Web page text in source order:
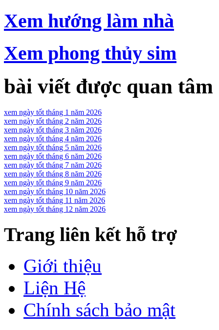
Xem hướng làm nhà
Xem phong thủy sim
bài viết được quan tâm
xem ngày tốt tháng 1 năm 2026
xem ngày tốt tháng 2 năm 2026
xem ngày tốt tháng 3 năm 2026
xem ngày tốt tháng 4 năm 2026
xem ngày tốt tháng 5 năm 2026
xem ngày tốt tháng 6 năm 2026
xem ngày tốt tháng 7 năm 2026
xem ngày tốt tháng 8 năm 2026
xem ngày tốt tháng 9 năm 2026
xem ngày tốt tháng 10 năm 2026
xem ngày tốt tháng 11 năm 2026
xem ngày tốt tháng 12 năm 2026
Trang liên kết hỗ trợ
Giới thiệu
Liện Hệ
Chính sách bảo mật